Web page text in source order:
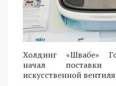
Холдинг «Швабе»
начал поставки
искусственной